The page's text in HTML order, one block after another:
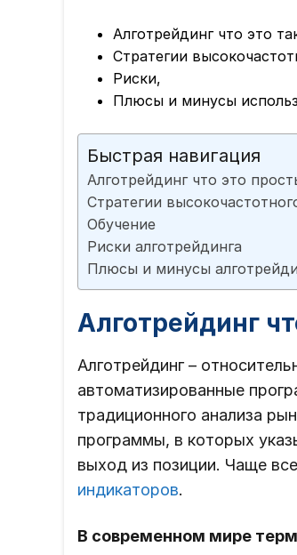
Алготрейдинг что это
Стратегии
Риски,
Плюсы и минусы
Быстрая навигация
Алготрейдинг что это
Стратегии
Обучение
Риски алготрейдинга
Плюсы и минусы
Алготрейдинг
Алготрейдинг –
автоматизированные
традиционного анализа
программы, в которых
выход из позиции. Чаще
индикаторов.
В современном мире